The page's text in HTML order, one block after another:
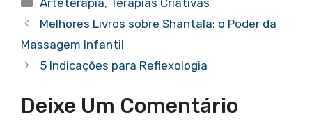
s
A
p
e
b
o
k
gr
a
m
e
e
n
a
e
Melhores Livros sobre Shantala: o Poder da
Massagem Infantil
5 Indicações para Reflexologia
Deixe Um Comentário